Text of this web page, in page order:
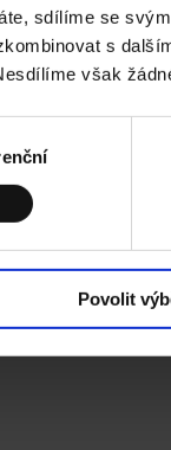
sdílíme se
s
však
Povolit